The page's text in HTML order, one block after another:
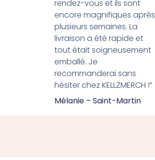
rendez-vous et ils sont
encore magnifiques après
plusieurs semaines. La
livraison a été rapide et
tout était soigneusement
emballé. Je
recommanderai sans
hésiter chez KELLZMERCH !”
Mélanie – Saint-Martin